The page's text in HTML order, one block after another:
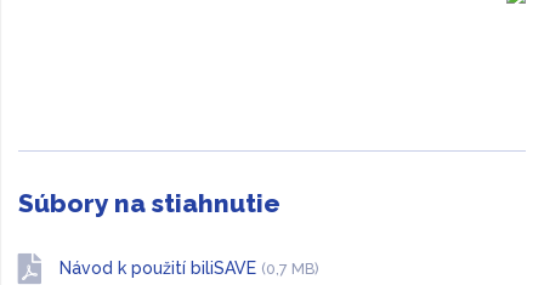
Súbory na stiahnutie
Návod k použití biliSAVE (0,7 MB)